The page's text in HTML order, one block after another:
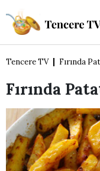
Tencere TV Fırında
Fırında